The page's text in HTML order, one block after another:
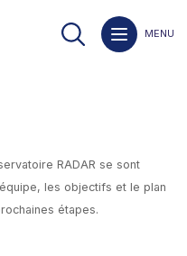
MENU
RADAR se sont
les objectifs et le plan
étapes.